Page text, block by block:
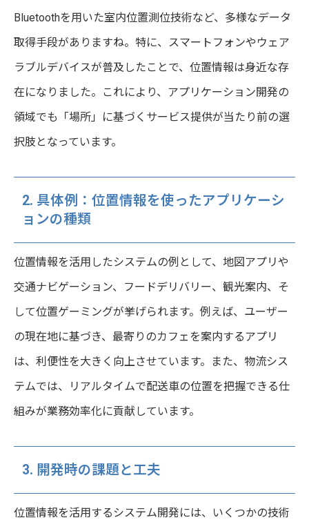
Bluetoothを用いた室内位置測位技術など、多様なデータ
取得手段がありますね。特に、スマートフォンやウェア
ラブルデバイスが普及したことで、位置情報は身近な存
在になりました。これにより、アプリケーション開発の
領域でも「場所」に基づくサービス提供が当たり前の選
択肢となっています。
2. 具体例：位置情報を使ったアプリケーシ
ョンの種類
位置情報を活用したシステムの例として、地図アプリや
交通ナビゲーション、フードデリバリー、観光案内、そ
して位置ゲーミングが挙げられます。例えば、ユーザー
の現在地に基づき、最寄りのカフェを案内するアプリ
は、利便性を大きく向上させています。また、物流シス
テムでは、リアルタイムで配送車の位置を把握できる仕
組みが業務効率化に貢献しています。
3. 開発時の課題と工夫
位置情報を活用するシステム開発には、いくつかの技術